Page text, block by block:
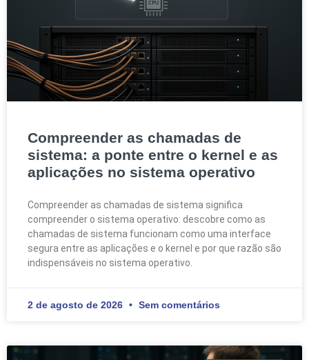
Compreender as chamadas de
sistema: a ponte entre o kernel e as
aplicações no sistema operativo
Compreender as chamadas de sistema significa
compreender o sistema operativo: descobre como as
chamadas de sistema funcionam como uma interface
segura entre as aplicações e o kernel e por que razão são
indispensáveis no sistema operativo.
2 de agosto de 2026 Sem comentários